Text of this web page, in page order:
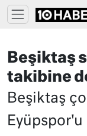
Beşiktaş
takibine
Beşiktaş